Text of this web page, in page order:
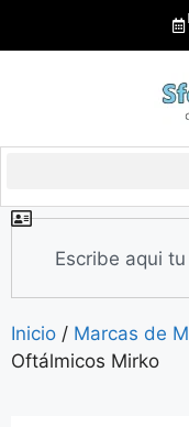
Inicio / Marcas de
Oftálmicos Mirko